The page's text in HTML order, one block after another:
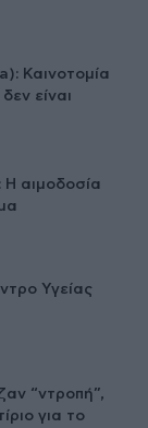
Καινοτομία
είναι
αιμοδοσία
Υγείας
“ντροπή”,
για το